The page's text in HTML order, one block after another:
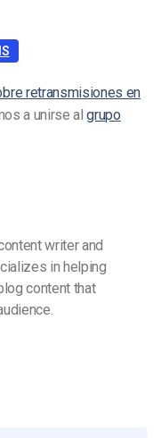
retransmisiones en
a unirse algrupo
writer and
in helping
content that